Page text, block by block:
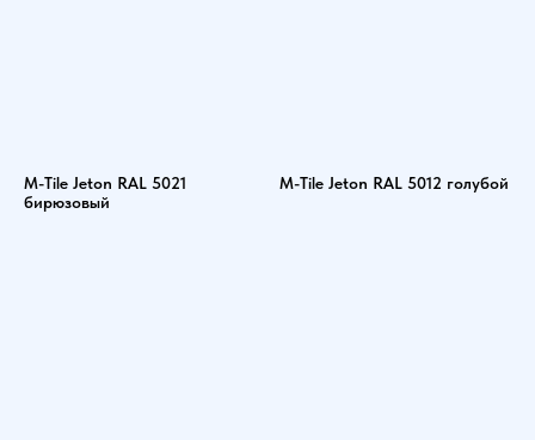
M-Tile Jeton RAL 5021
бирюзовый
M-Tile Jeton RAL 5012 голубой